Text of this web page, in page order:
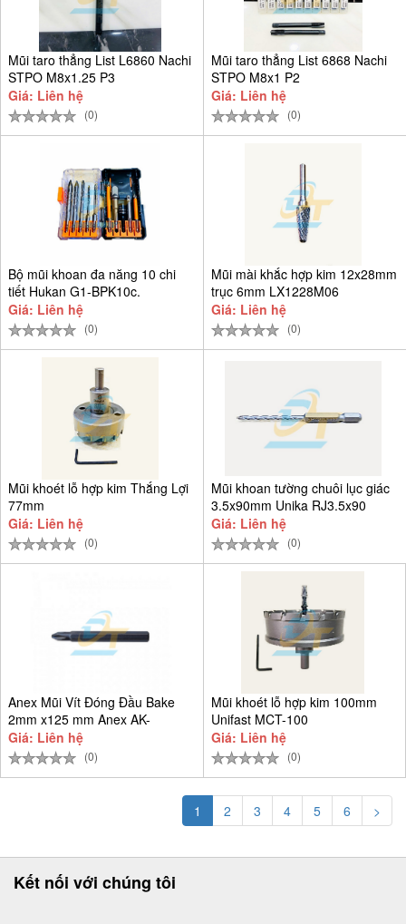
Mũi taro thẳng List L6860 Nachi
STPO M8x1.25 P3
Giá: Liên hệ
(0)
Mũi taro thẳng List 6868 Nachi
STPO M8x1 P2
Giá: Liên hệ
(0)
Bộ mũi khoan đa năng 10 chi
tiết Hukan G1-BPK10c.
Giá: Liên hệ
(0)
Mũi mài khắc hợp kim 12x28mm
trục 6mm LX1228M06
Giá: Liên hệ
(0)
Mũi khoét lỗ hợp kim Thắng Lợi
77mm
Giá: Liên hệ
(0)
Mũi khoan tường chuôi lục giác
3.5x90mm Unika RJ3.5x90
Giá: Liên hệ
(0)
Anex Mũi Vít Đóng Đầu Bake
2mm x125 mm Anex AK-
22P+2x65
Giá: Liên hệ
(0)
Mũi khoét lỗ hợp kim 100mm
Unifast MCT-100
Giá: Liên hệ
(0)
1 2 3 4 5 6 >
Kết nối với chúng tôi